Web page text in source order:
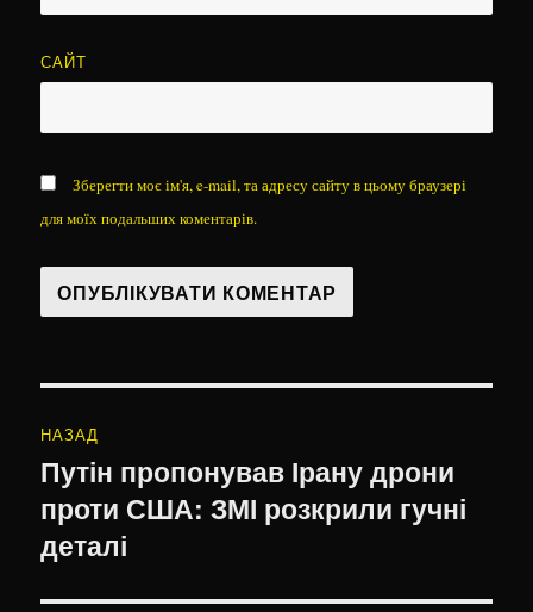
САЙТ
Зберегти моє ім'я, e-mail, та адресу сайту в цьому браузері
для моїх подальших коментарів.
записів
НАЗАД
Попередній
запис:
Путін пропонував Ірану дрони
проти США: ЗМІ розкрили гучні
деталі